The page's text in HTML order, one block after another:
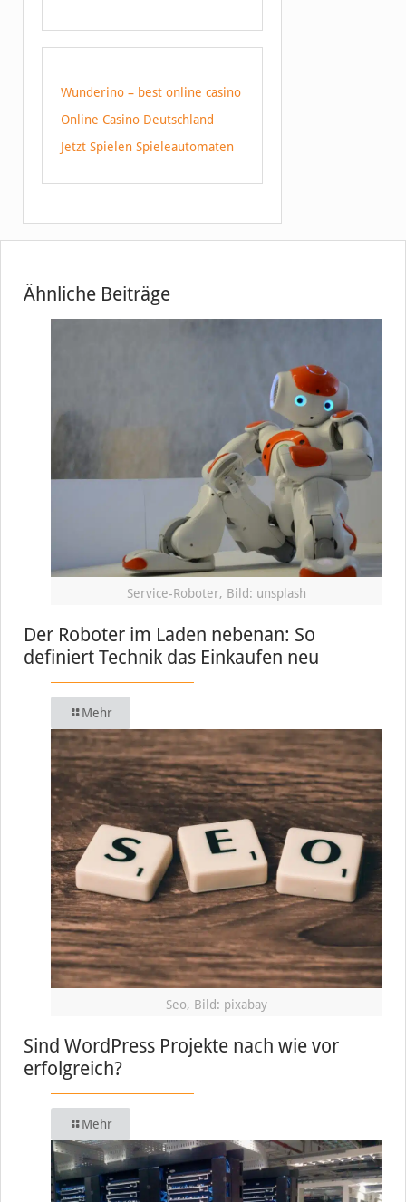
Wunderino – best online casino
Online Casino Deutschland
Jetzt Spielen Spieleautomaten
Ähnliche Beiträge
Service-Roboter, Bild: unsplash
Der Roboter im Laden nebenan: So
definiert Technik das Einkaufen neu
Mehr
Seo, Bild: pixabay
Sind WordPress Projekte nach wie vor
erfolgreich?
Mehr